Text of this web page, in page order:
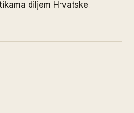
diljem Hrvatske.